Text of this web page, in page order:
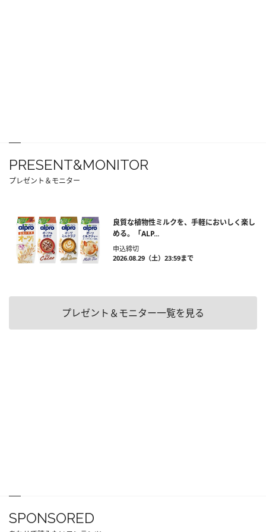
PRESENT&MONITOR
プレゼント＆モニター
良質な植物性ミルクを、手軽においしく楽し
める。「ALP...
申込締切
2026.08.29（土）23:59まで
プレゼント＆モニター一覧を見る
SPONSORED